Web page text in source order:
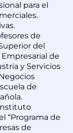
para el
de
del
de
y Servicios
de
“Programa de
de